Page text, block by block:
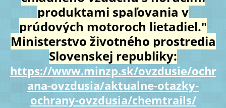
produktami spaľovania v
prúdových motoroch lietadiel."
Ministerstvo životného prostredia
Slovenskej republiky:
https://www.minzp.sk/ovzdusie/ochr
ana-ovzdusia/aktualne-otazky-
ochrany-ovzdusia/chemtrails/